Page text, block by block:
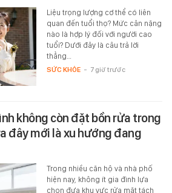
Liệu trọng lượng cơ thể có liên
quan đến tuổi thọ? Mức cân nặng
nào là hợp lý đối với người cao
tuổi? Dưới đây là câu trả lời
thẳng…
SỨC KHỎE - 7 giờ trước
không còn đặt bồn rửa trong
đây mới là xu hướng đang
Trong nhiều căn hộ và nhà phố
hiện nay, không ít gia đình lựa
chọn đưa khu vực rửa mặt tách